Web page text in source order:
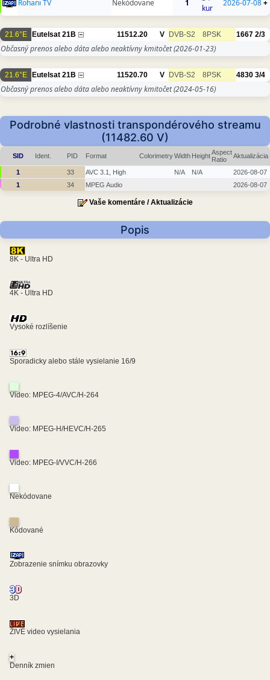
Rohani TV Nekódovane 1
kur
2026-07-08+
21.6°E Eutelsat 21B 11512.20 V DVB-S2 8PSK 1667 2/3
Občasný prenos alebo dáta alebo neaktívny kmitočet(2026-01-23)
21.6°E Eutelsat 21B 11520.70 V DVB-S2 8PSK 4830 3/4
Občasný prenos alebo dáta alebo neaktívny kmitočet(2024-05-16)
Podrobné vlastnosti transpondérového streamu
(11482.60 V)
SID Ident. PID Format ColorimetryWidth HeightAspect
Ratio
Aktualizácia
1 33 AVC 3.1, High N/A N/A
2026-08-07
1
34 MPEG Audio 2026-08-07
Vaše komentáre / Aktualizácie
Popis
8K - Ultra HD
4K - Ultra HD
Vysoké rozlíšenie
Sporadicky alebo stále vysielanie 16/9
Video: MPEG-4/AVC/H-264
Video: MPEG-H/HEVC/H-265
Video: MPEG-I/VVC/H-266
Nekódovane
Kódované
Zobrazenie snímku obrazovky
3D
ŽIVÉ video vysielania
+
Denník zmien